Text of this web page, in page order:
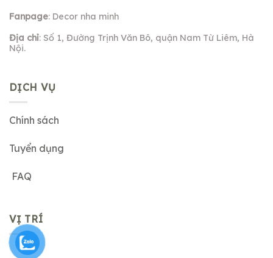
Fanpage: Decor nha minh
Địa chỉ: Số 1, Đường Trịnh Văn Bô, quận Nam Từ Liêm, Hà
Nội.
DỊCH VỤ
Chính sách
Tuyển dụng
FAQ
VỊ TRÍ